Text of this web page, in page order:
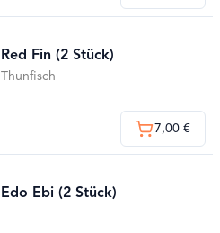
Red Fin (2 Stück)
Thunfisch
7,00 €
Edo Ebi (2 Stück)